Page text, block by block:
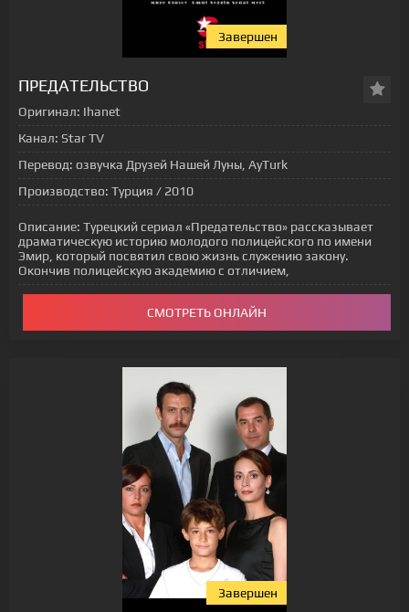
Завершен
ПРЕДАТЕЛЬСТВО
Оригинал: Ihanet
Канал: Star TV
Перевод: озвучка Друзей Нашей Луны, AyTurk
Производство: Турция / 2010
Описание: Турецкий сериал «Предательство» рассказывает
драматическую историю молодого полицейского по имени
Эмир, который посвятил свою жизнь служению закону.
Окончив полицейскую академию с отличием,
СМОТРЕТЬ ОНЛАЙН
Завершен